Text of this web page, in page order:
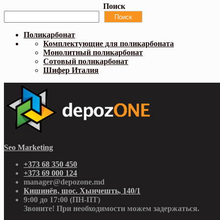
Поиск
Поиск
Поликарбонат
Комплектующие для поликарбоната
Монолитный поликарбонат
Сотовый поликарбонат
Шифер Италия
Seo Marketing
+373 68 350 450
+373 69 000 124
manager@depozone.md
Кишинёв, шос. Хынчешть, 140/1
9:00 до 17:00 (ПН-ПТ)
Звоните! При необходимости можем задержаться.